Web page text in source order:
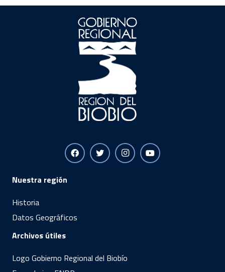
Nuestra región
Historia
Datos Geográficos
Archivos útiles
Logo Gobierno Regional del Biobío